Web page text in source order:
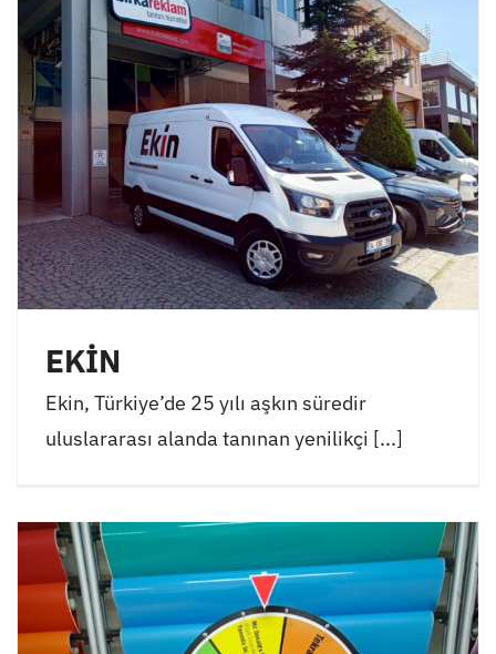
EKİN
Ekin, Türkiye’de 25 yılı aşkın süredir
uluslararası alanda tanınan yenilikçi [...]